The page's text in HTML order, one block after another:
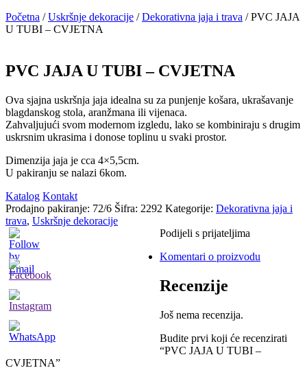
Početna / Uskršnje dekoracije / Dekorativna jaja i trava /PVC JAJA
U TUBI – CVJETNA
PVC JAJA U TUBI – CVJETNA
Ova sjajna uskršnja jaja idealna su za punjenje košara, ukrašavanje
blagdanskog stola, aranžmana ili vijenaca.
Zahvaljujući svom modernom izgledu, lako se kombiniraju s drugim
uskrsnim ukrasima i donose toplinu u svaki prostor.
Dimenzija jaja je cca 4×5,5cm.
U pakiranju se nalazi 6kom.
Katalog Kontakt
Prodajno pakiranje: 72/6 Šifra: 2292 Kategorije: Dekorativna jaja i
trava, Uskršnje dekoracije
Podijeli s prijateljima
Komentari o proizvodu
Recenzije
Još nema recenzija.
Budite prvi koji će recenzirati
“PVC JAJA U TUBI –
CVJETNA”